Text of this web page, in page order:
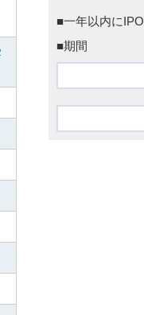
■一年以内にIPO
■期間